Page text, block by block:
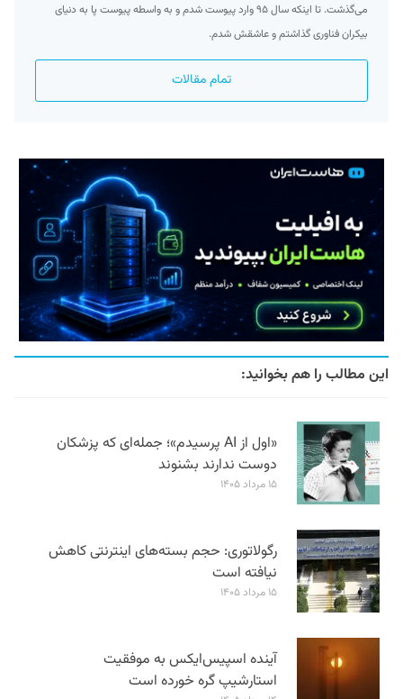
می‌گذشت. تا اینکه سال ۹۵ وارد پیوست شدم و به واسطه پیوست پا به دنیای
بیکران فناوری گذاشتم و عاشقش شدم.
تمام مقالات
این مطالب را هم بخوانید:
«اول از AI پرسیدم»؛ جمله‌ای که پزشکان
دوست ندارند بشنوند
۱۵ مرداد ۱۴۰۵
رگولاتوری: حجم بسته‌های اینترنتی کاهش
نیافته است
۱۵ مرداد ۱۴۰۵
آینده اسپیس‌ایکس به موفقیت
استارشیپ گره خورده است